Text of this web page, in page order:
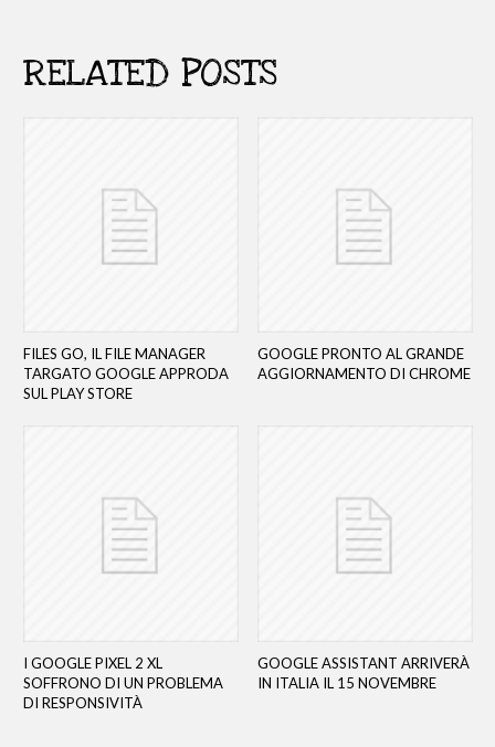
RELATED POSTS
FILES GO, IL FILE MANAGER
TARGATO GOOGLE APPRODA
SUL PLAY STORE
GOOGLE PRONTO AL GRANDE
AGGIORNAMENTO DI CHROME
I GOOGLE PIXEL 2 XL
SOFFRONO DI UN PROBLEMA
DI RESPONSIVITÀ
GOOGLE ASSISTANT ARRIVERÀ
IN ITALIA IL 15 NOVEMBRE